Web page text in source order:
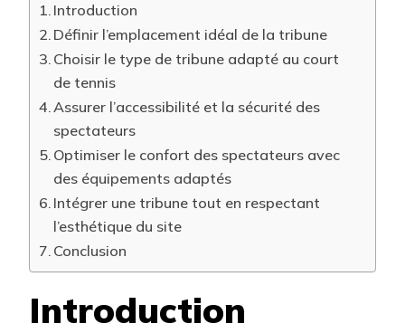
Introduction
Définir l’emplacement idéal de la tribune
Choisir le type de tribune adapté au court
de tennis
Assurer l’accessibilité et la sécurité des
spectateurs
Optimiser le confort des spectateurs avec
des équipements adaptés
Intégrer une tribune tout en respectant
l’esthétique du site
Conclusion
Introduction